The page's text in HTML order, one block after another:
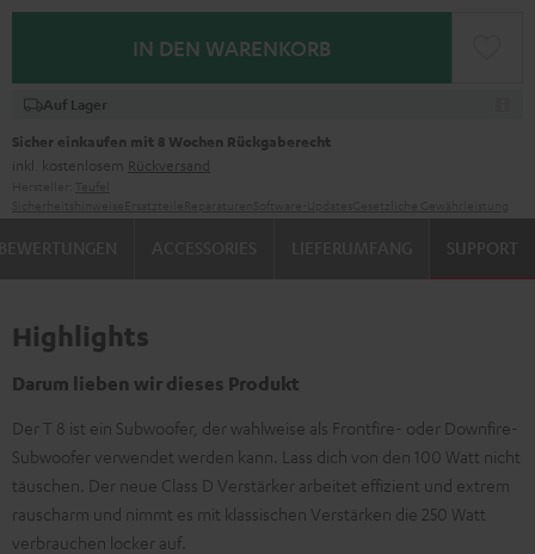
IN DEN WARENKORB
Auf Lager
Sicher einkaufen mit 8 Wochen Rückgaberecht
inkl. kostenlosem Rückversand
SUPPORT
Highlights
Darum lieben wir dieses Produkt
Der T 8 ist ein Subwoofer, der wahlweise als Frontfire- oder Downfire-
Subwoofer verwendet werden kann. Lass dich von den 100 Watt nicht
täuschen. Der neue Class D Verstärker arbeitet effizient und extrem
rauscharm und nimmt es mit klassischen Verstärken die 250 Watt
verbrauchen locker auf.